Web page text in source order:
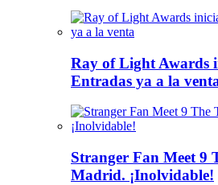
Ray of Light Awards
Entradas ya a la
Stranger Fan Meet 9
Madrid. ¡Inolvidable!